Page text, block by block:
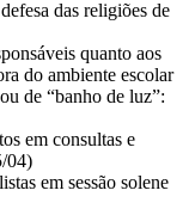
das religiões de
quanto aos
do ambiente escolar
de “banho de luz”:
em consultas e
04)
em sessão solene